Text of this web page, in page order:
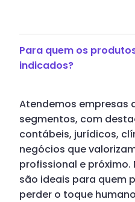
Para quem os
indicados?
Atendemos empresas
segmentos, com
contábeis, jurídicos,
negócios que
profissional e
são ideais para quem
perder o toque